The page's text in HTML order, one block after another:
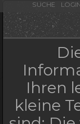
SUCHE
Ihren
kleine